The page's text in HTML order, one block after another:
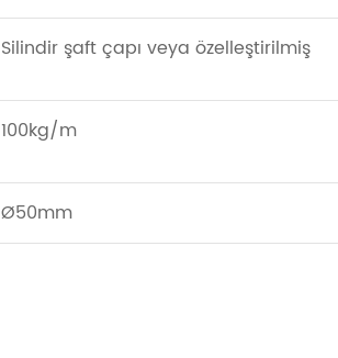
Silindir şaft çapı veya özelleştirilmiş
100kg/m
Ø50mm